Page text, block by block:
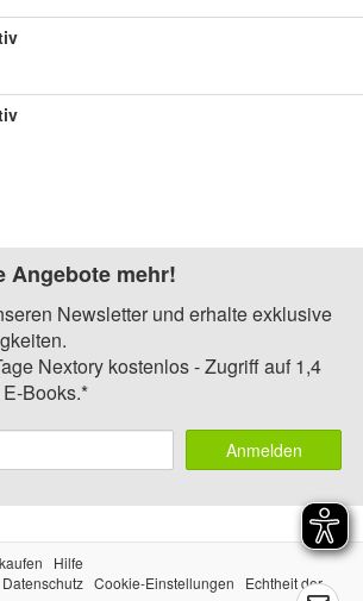
Angebote mehr!
Newsletter und erhalte exklusive
Nextory kostenlos - Zugriff auf 1,4
Books.*
Anmelden
Hilfe
Datenschutz Cookie-Einstellungen
Echtheit der